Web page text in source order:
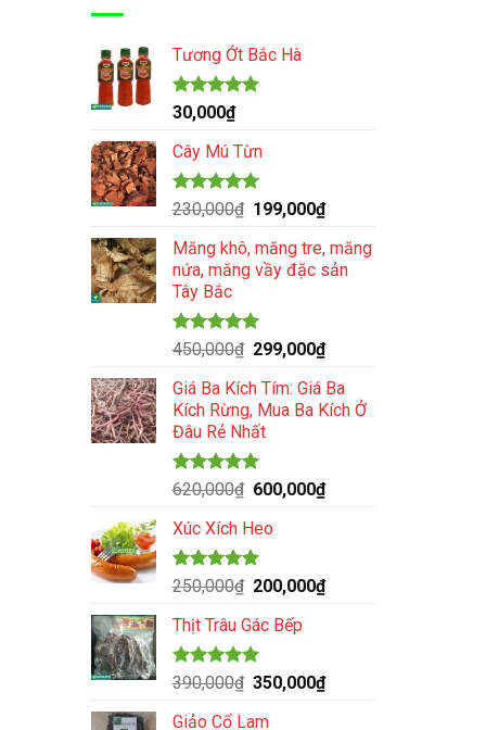
Tương Ớt Bắc Hà
Được xếp
hạng
5.00
5 sao
30,000₫
Cây Mú Từn
Được xếp
5.00
5 sao
230,000₫ Giá
là:
230,000₫.
199,000₫Giá
tại
là:
Măng khô, măng tre, măng
nứa, măng vầy đặc sản
Tây Bắc
Được xếp
5.00
5 sao
450,000₫ Giá
là:
450,000₫.
299,000₫Giá
tại
là:
Giá Ba Kích Tím: Giá Ba
Kích Rừng, Mua Ba Kích Ở
Đâu Rẻ Nhất
Được xếp
5.00
5 sao
620,000₫ Giá
là:
620,000₫.
600,000₫Giá
600,000₫.
Xúc Xích Heo
Được xếp
5.00
5 sao
250,000₫ Giá
là:
250,000₫.
200,000₫Giá
200,000₫.
Thịt Trâu Gác Bếp
Được xếp
4.95
5 sao
390,000₫ Giá
350,000₫Giá
Giảo Cổ Lam